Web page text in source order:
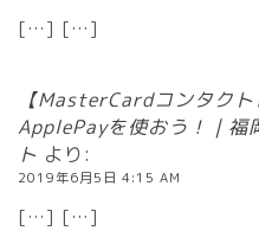
[…] […]
【MasterCardコンタク
ApplePayを使おう！｜福
ト より:
2019年6月5日 4:15 AM
[…] […]